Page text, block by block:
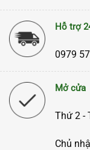
Hỗ trợ
0979
Mở cửa
Thứ 2 -
Chủ